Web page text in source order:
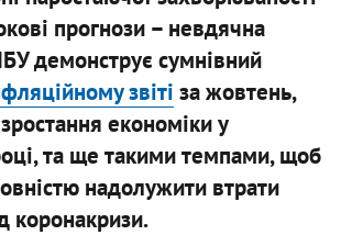
прогнози – невдячна
демонструє сумнівний
звіті за жовтень,
економіки у
та ще такими темпами, щоб
надолужити втрати
коронакризи.